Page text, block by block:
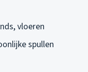
vloeren
spullen